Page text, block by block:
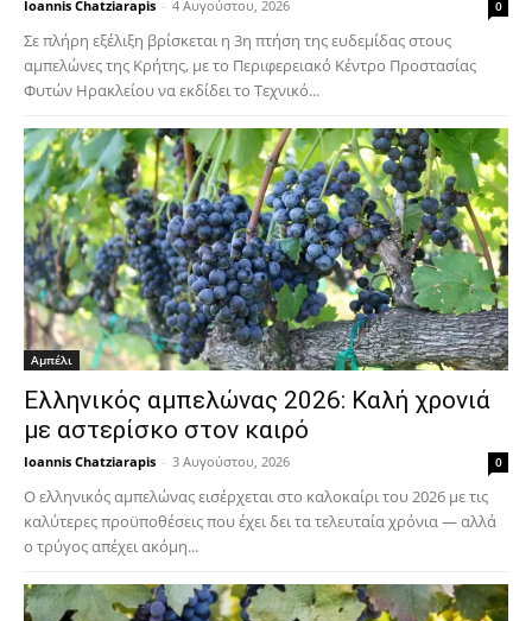
Ioannis Chatziarapis - 4 Αυγούστου, 2026 0
Σε πλήρη εξέλιξη βρίσκεται η 3η πτήση της ευδεμίδας στους
αμπελώνες της Κρήτης, με το Περιφερειακό Κέντρο Προστασίας
Φυτών Ηρακλείου να εκδίδει το Τεχνικό...
Αμπέλι
Ελληνικός αμπελώνας 2026: Καλή χρονιά
με αστερίσκο στον καιρό
Ioannis Chatziarapis - 3 Αυγούστου, 2026 0
Ο ελληνικός αμπελώνας εισέρχεται στο καλοκαίρι του 2026 με τις
καλύτερες προϋποθέσεις που έχει δει τα τελευταία χρόνια — αλλά
ο τρύγος απέχει ακόμη...